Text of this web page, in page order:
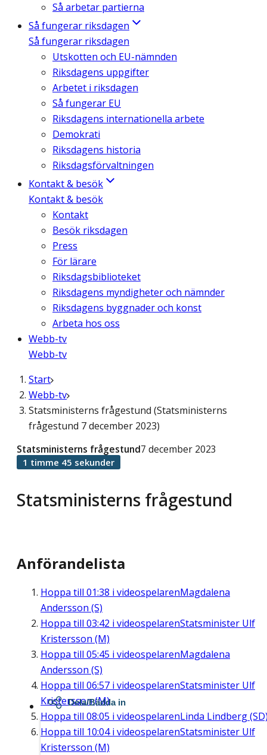
Så arbetar partierna
Så fungerar riksdagen
Så fungerar riksdagen
Utskotten och EU-nämnden
Riksdagens uppgifter
Arbetet i riksdagen
Så fungerar EU
Riksdagens internationella arbete
Demokrati
Riksdagens historia
Riksdagsförvaltningen
Kontakt & besök
Kontakt & besök
Kontakt
Besök riksdagen
Press
För lärare
Riksdagsbiblioteket
Riksdagens myndigheter och nämnder
Riksdagens byggnader och konst
Arbeta hos oss
Webb-tv
Webb-tv
Start
Webb-tv
Statsministerns frågestund (Statsministerns
frågestund 7 december 2023)
Statsministerns frågestund
Statsministerns frågestund7 december 2023
1 timme 45 sekunder
Anförandelista
Hoppa till 01:38 i videospelarenMagdalena
Andersson (S)
Hoppa till 03:42 i videospelarenStatsminister Ulf
Kristersson (M)
Hoppa till 05:45 i videospelarenMagdalena
Andersson (S)
Hoppa till 06:57 i videospelarenStatsminister Ulf
Kristersson (M)
Hoppa till 08:05 i videospelarenLinda Lindberg
Hoppa till 10:04i videospelarenStatsminister Ulf
Kristersson (M)
Dela/Bädda in